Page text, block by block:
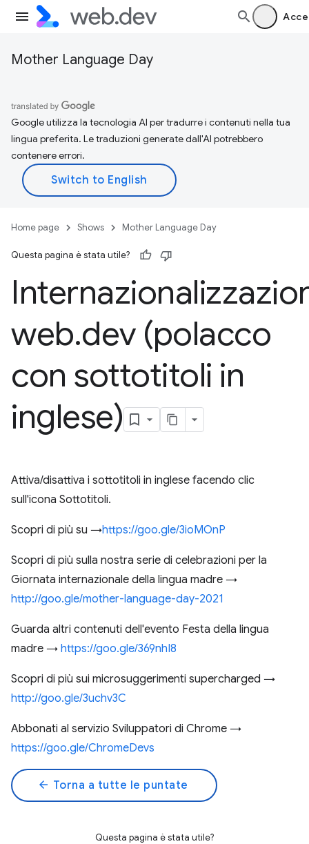
Mother Language Day
Google utilizza la tecnologia AI per tradurre i contenuti nella tua
lingua preferita. Le traduzioni generate dall'AI potrebbero
contenere errori.
Home page Shows Mother Language Day
Questa pagina è stata utile?
web.dev (polacco
con sottotitoli in
inglese)
Attiva/disattiva i sottotitoli in inglese facendo clic
sull'icona Sottotitoli.
Scopri di più su →https://goo.gle/3ioMOnP
Scopri di più sulla nostra serie di celebrazioni per la
Giornata internazionale della lingua madre →
http://goo.gle/mother-language-day-2021
Guarda altri contenuti dell'evento Festa della lingua
madre → https://goo.gle/369nhI8
Scopri di più sui microsuggerimenti supercharged →
http://goo.gle/3uchv3C
Abbonati al servizio Sviluppatori di Chrome →
https://goo.gle/ChromeDevs
arrow_back Torna a tutte le puntate
Questa pagina è stata utile?